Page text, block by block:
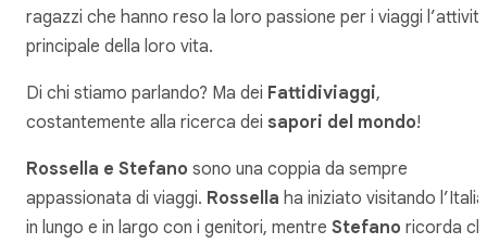
ragazzi che hanno reso la loro passione per i viaggi
principale della loro vita.
Di chi stiamo parlando? Ma dei Fattidiviaggi,
costantemente alla ricerca dei sapori del mondo!
Rossella e Stefano sono una coppia da sempre
appassionata di viaggi. Rossella ha iniziato visitando l’Italia
in lungo e in largo con i genitori, mentre Stefano ricorda